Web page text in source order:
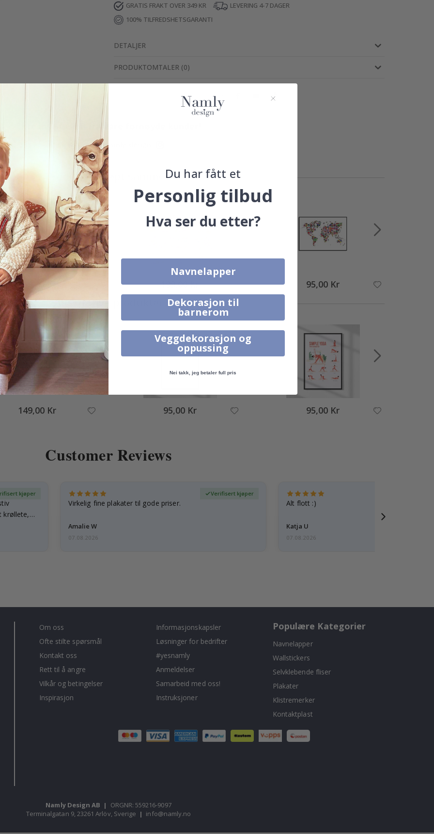
GRATIS FRAKT OVER 349 KR
LEVERING 4-7 DAGER
100% TILFREDSHETSGARANTI
DETALJER
PRODUKTOMTALER (0)
Ekte inspirasjon fra våre fornøyde kunder!
Merk ditt med #namly_design
Produkter kjøpt sammen
199,00 Kr 199,00 Kr 95,00 Kr
Alternative produkter
149,00 Kr 95,00 Kr 95,00 Kr
Customer Reviews
krøllete,
kjøper
Virkelig fine plakater til gode priser.
Amalie W
Verifisert kjøper
07.08.2026
Alt flott :)
Katja U
07.08.2026
Om oss
Ofte stilte spørsmål
Kontakt oss
Rett til å angre
Vilkår og betingelser
Inspirasjon
Informasjonskapsler
Løsninger for bedrifter
#yesnamly
Anmeldelser
Samarbeid med oss!
Instruksjoner
Populære Kategorier
Navnelapper
Wallstickers
Selvklebende fliser
Plakater
Klistremerker
Kontaktplast
Namly Design AB |
ORGNR: 559216-9097
Terminalgatan 9, 23261 Arlöv, Sverige | info@namly.no
Du har fått et
Personlig tilbud
Hva ser du etter?
Navnelapper
Dekorasjon til
barnerom
Veggdekorasjon og
oppussing
Nei takk, jeg betaler full pris